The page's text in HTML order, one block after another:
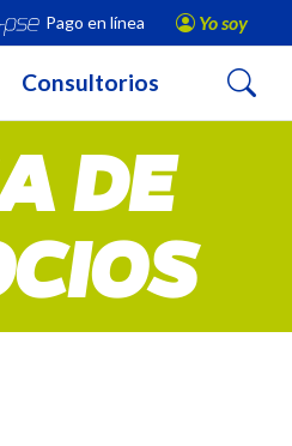
Pago en línea Yo soy
Consultorios Buscar
DE